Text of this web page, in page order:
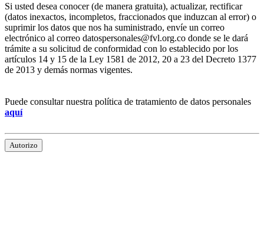
Si usted desea conocer (de manera gratuita), actualizar, rectificar
(datos inexactos, incompletos, fraccionados que induzcan al error) o
suprimir los datos que nos ha suministrado, envíe un correo
electrónico al correo datospersonales@fvl.org.co donde se le dará
trámite a su solicitud de conformidad con lo establecido por los
artículos 14 y 15 de la Ley 1581 de 2012, 20 a 23 del Decreto 1377
de 2013 y demás normas vigentes.
Puede consultar nuestra política de tratamiento de datos personales
aquí
Autorizo